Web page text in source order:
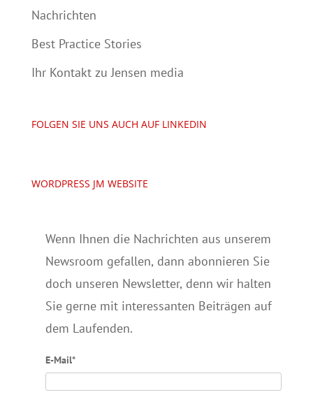
Nachrichten
Best Practice Stories
Ihr Kontakt zu Jensen media
FOLGEN SIE UNS AUCH AUF LINKEDIN
WORDPRESS JM WEBSITE
Wenn Ihnen die Nachrichten aus unserem
Newsroom gefallen, dann abonnieren Sie
doch unseren Newsletter, denn wir halten
Sie gerne mit interessanten Beiträgen auf
dem Laufenden.
E-Mail*